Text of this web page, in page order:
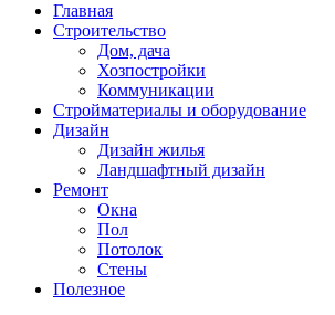
Главная
Строительство
Дом, дача
Хозпостройки
Коммуникации
Стройматериалы и оборудование
Дизайн
Дизайн жилья
Ландшафтный дизайн
Ремонт
Окна
Пол
Потолок
Стены
Полезное